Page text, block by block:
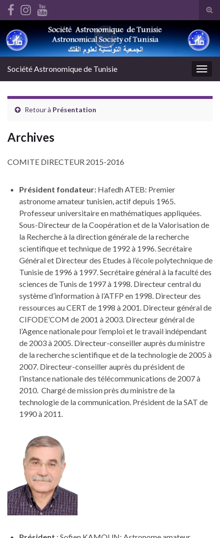
Search for:
Société Astronomique de Tunisie
Retour à Présentation
Archives
COMITE DIRECTEUR 2015-2016
Président fondateur: Hafedh ATEB: Premier
astronome amateur tunisien, actif depuis 1965.
Professeur universitaire en mathématiques appliquées.
Sous-Directeur de la Coopération et de la Valorisation de
la Recherche à la direction générale de la recherche
scientifique et technique de 1992 à 1996. Secrétaire
Général et Directeur des Etudes à l’école polytechnique de
Tunisie de 1996 à 1997. Secrétaire général à la faculté des
sciences de Tunis de 1997 à 1998. Directeur central du
système d’information à l’ATFP en 1998. Directeur des
ressources au CERT de 1998 à 2001. Directeur général de
CIFODE’COM de 2001 à 2003. Directeur général de
l’Agence nationale pour l’emploi et le travail indépendant
de 2003 à 2005. Directeur-conseiller auprès du ministre
de la recherche scientifique et de la technologie de 2005 à
2007. Directeur-conseiller auprès du président de
l’instance nationale des télécommunications de 2007 à
2010. Chargé de mission près du ministre de la
technologie de la communication. Président de la SAT de
1990 à 2011.